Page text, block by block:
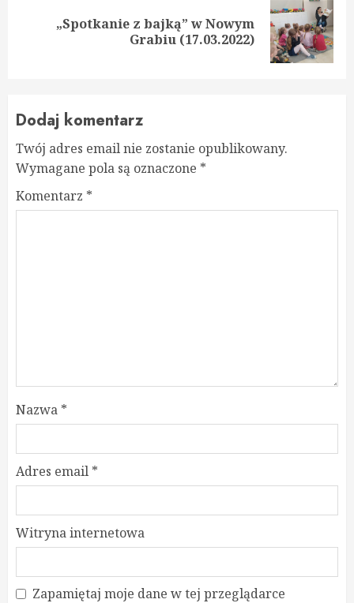
„Spotkanie z bajką” w Nowym
Grabiu (17.03.2022)
Dodaj komentarz
Twój adres email nie zostanie opublikowany.
Wymagane pola są oznaczone *
Komentarz *
Nazwa *
Adres email *
Witryna internetowa
Zapamiętaj moje dane w tej przeglądarce